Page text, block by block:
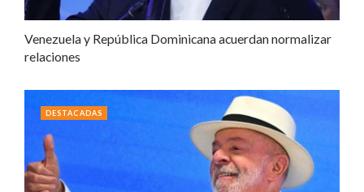
Venezuela y República Dominicana acuerdan normalizar
relaciones
DESTACADAS